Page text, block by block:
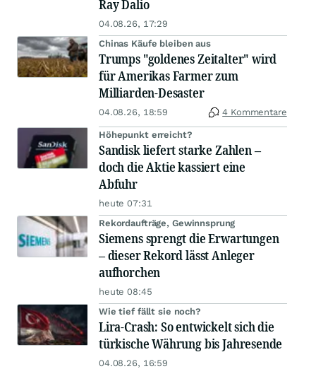
Ray Dalio
04.08.26, 17:29
Chinas Käufe bleiben aus
Trumps "goldenes Zeitalter" wird
für Amerikas Farmer zum
Milliarden-Desaster
04.08.26, 18:59 4 Kommentare
Höhepunkt erreicht?
Sandisk liefert starke Zahlen –
doch die Aktie kassiert eine
Abfuhr
heute 07:31
Rekordaufträge, Gewinnsprung
Siemens sprengt die Erwartungen
– dieser Rekord lässt Anleger
aufhorchen
heute 08:45
Wie tief fällt sie noch?
Lira-Crash: So entwickelt sich die
türkische Währung bis Jahresende
04.08.26, 16:59